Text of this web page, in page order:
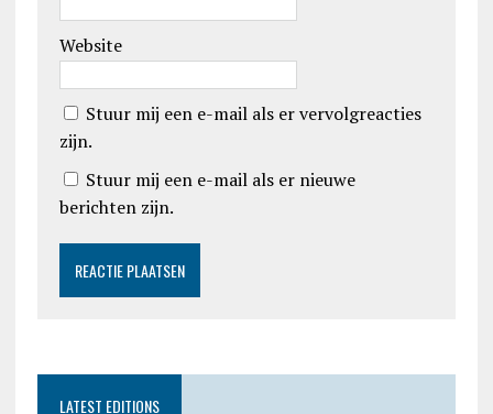
Website
Stuur mij een e-mail als er vervolgreacties
zijn.
Stuur mij een e-mail als er nieuwe
berichten zijn.
LATEST EDITIONS